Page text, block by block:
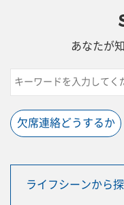
あなたが
欠席連絡どうするか
ライフシーンから